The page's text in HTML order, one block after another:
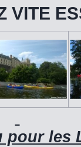
VITE
pour les